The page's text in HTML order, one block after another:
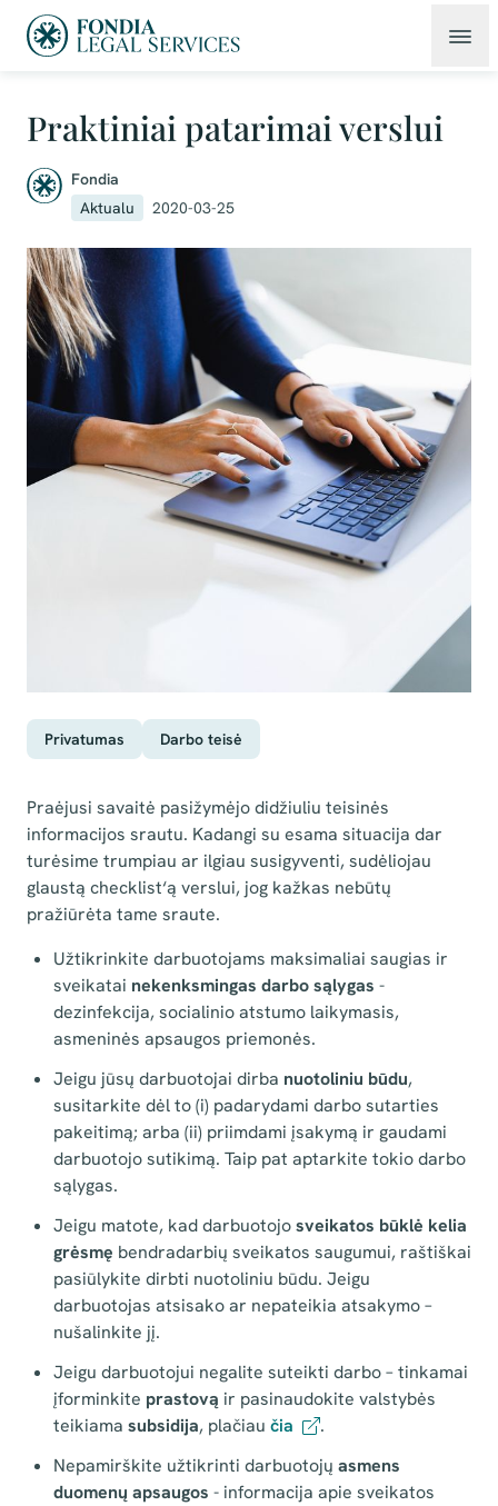
Praktiniai patarimai verslui
Fondia
Aktualu
2020-03-25
Privatumas Darbo teisė
Praėjusi savaitė pasižymėjo didžiuliu teisinės
informacijos srautu. Kadangi su esama situacija dar
turėsime trumpiau ar ilgiau susigyventi, sudėliojau
glaustą checklist‘ą verslui, jog kažkas nebūtų
pražiūrėta tame sraute.
Užtikrinkite darbuotojams maksimaliai saugias ir
sveikatai nekenksmingas darbo sąlygas -
dezinfekcija, socialinio atstumo laikymasis,
asmeninės apsaugos priemonės.
Jeigu jūsų darbuotojai dirba nuotoliniu būdu,
susitarkite dėl to (i) padarydami darbo sutarties
pakeitimą; arba (ii) priimdami įsakymą ir gaudami
darbuotojo sutikimą. Taip pat aptarkite tokio darbo
sąlygas.
Jeigu matote, kad darbuotojosveikatos būklė kelia
grėsmę bendradarbių sveikatos saugumui, raštiškai
pasiūlykite dirbti nuotoliniu būdu. Jeigu
darbuotojas atsisako ar nepateikia atsakymo –
nušalinkite jį.
Jeigu darbuotojui negalite suteikti darbo – tinkamai
įforminkite prastovą ir pasinaudokite valstybės
teikiama subsidija, plačiau čia
.
Nepamirškite užtikrinti darbuotojų asmens
duomenų apsaugos - informacija apie sveikatos